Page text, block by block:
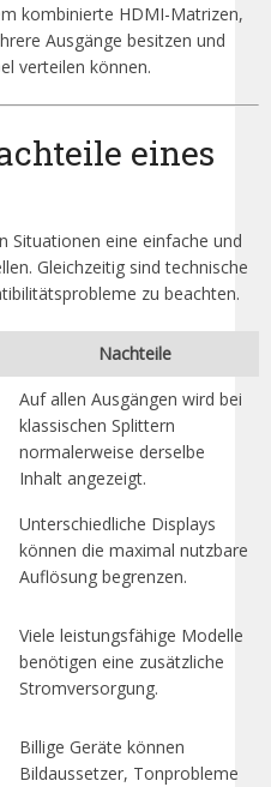
kombinierte HDMI-Matrizen,
Ausgänge besitzen und
verteilen können.
eines
Situationen eine einfache und
Gleichzeitig sind technische
zu beachten.
Nachteile
Auf allen Ausgängen wird bei
klassischen Splittern
normalerweise derselbe
Inhalt angezeigt.
Unterschiedliche Displays
können die maximal nutzbare
Auflösung begrenzen.
Viele leistungsfähige Modelle
benötigen eine zusätzliche
Stromversorgung.
Billige Geräte können
Bildaussetzer, Tonprobleme